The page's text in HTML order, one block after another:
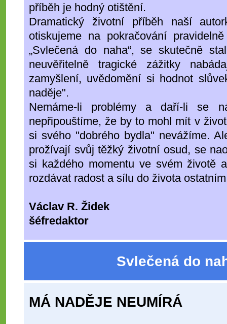
příběh je hodný otištění.
Dramatický životní příběh naší
otiskujeme na pokračování
„Svlečená do naha“, se skutečně
neuvěřitelně tragické zážitky
zamyšlení, uvědomění si hodnot
naděje".
Nemáme-li problémy a daří-li se
nepřipouštíme, že by to mohl mít v
si svého "dobrého bydla" nevážíme.
prožívají svůj těžký životní osud, se
si každého momentu ve svém životě
rozdávat radost a sílu do života
Václav R. Židek
šéfredaktor
Svlečená do
MÁ NADĚJE NEUMÍRÁ